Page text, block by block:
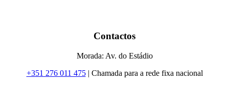
Contactos
Morada: Av. do Estádio
+351 276 011 475| Chamada para a rede fixa nacional